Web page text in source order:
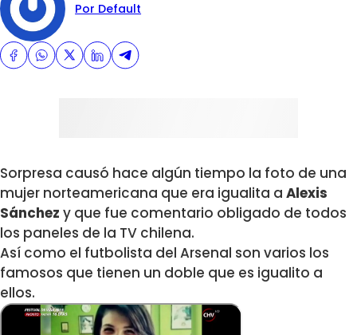
Por Default
Sorpresa causó hace algún tiempo la foto de una
mujer norteamericana que era igualita a Alexis
Sánchez y que fue comentario obligado de todos
los paneles de la TV chilena.
Así como el futbolista del Arsenal son varios los
famosos que tienen un doble que es igualito a
ellos.